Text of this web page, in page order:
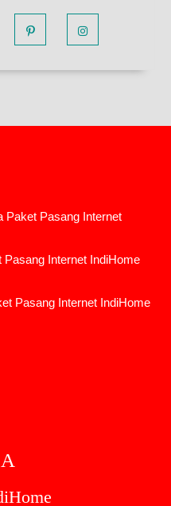
Paket Pasang Internet
Internet IndiHome
Pasang Internet IndiHome